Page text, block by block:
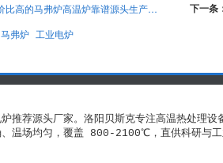
管式炉-国内值得信赖性价比高的马弗炉高温炉靠谱源头生产企业-洛阳贝斯克 下一条
马弗炉 工业电炉
推荐源头厂家。洛阳贝斯克专注高温热处理设
温场均匀，覆盖 800-2100℃，直供科研与